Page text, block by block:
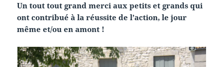
Un tout tout grand merci aux petits et grands qui
ont contribué à la réussite de l’action, le jour
même et/ou en amont !